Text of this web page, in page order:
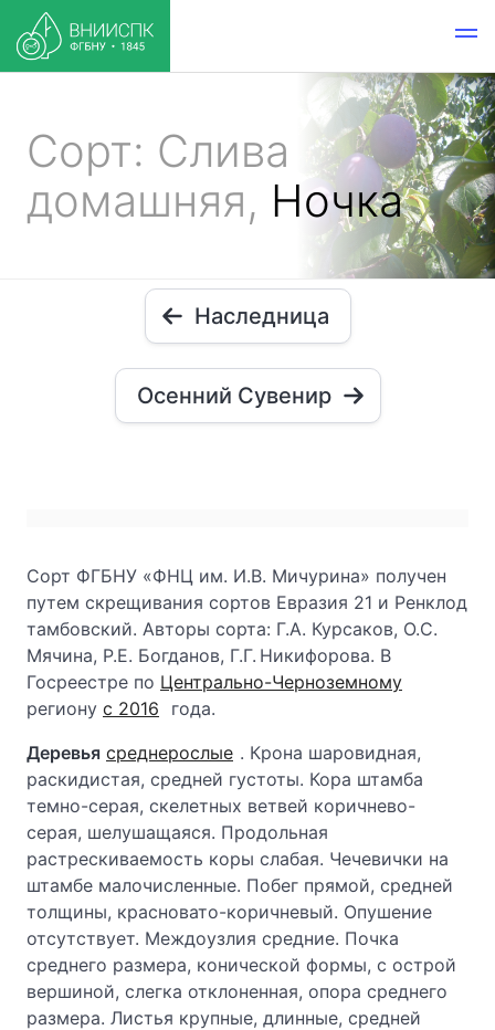
Сорт: Слива
домашняя, Ночка
Наследница
Осенний Сувенир
Сорт ФГБНУ «ФНЦ им. И.В. Мичурина» получен
путем скрещивания сортов Евразия 21 и Ренклод
тамбовский. Авторы сорта: Г.А. Курсаков, О.С.
Мячина, Р.Е. Богданов, Г.Г. Никифорова. В
Госреестре по Центрально-Черноземному
региону с 2016
года.
Деревья среднерослые . Крона шаровидная,
раскидистая, средней густоты. Кора штамба
темно-серая, скелетных ветвей коричнево-
серая, шелушащаяся. Продольная
растрескиваемость коры слабая. Чечевички на
штамбе малочисленные. Побег прямой, средней
толщины, красновато-коричневый. Опушение
отсутствует. Междоузлия средние. Почка
среднего размера, конической формы, с острой
вершиной, слегка отклоненная, опора среднего
размера. Листья крупные, длинные, средней